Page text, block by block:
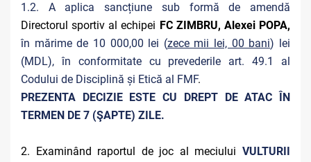
1.2. A aplica sancțiune sub formă de amendă
Directorul sportiv al echipei FC ZIMBRU, Alexei POPA,
în mărime de 10 000,00 lei (zece mii lei, 00 bani) lei
(MDL), în conformitate cu prevederile art. 49.1 al
Codului de Disciplină și Etică al FMF.
PREZENTA DECIZIE ESTE CU DREPT DE ATAC ÎN
TERMEN DE 7 (ŞAPTE) ZILE.
2. Examinând raportul de joc al meciului VULTURII